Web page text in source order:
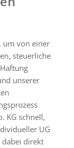
um von einer
steuerliche
unserer
KG schnell,
UG
dabei direkt